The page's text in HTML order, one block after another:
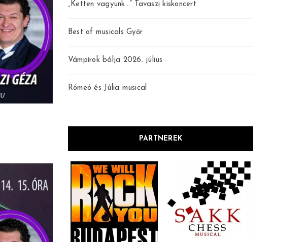
„Ketten vagyunk…” Tavaszi kiskoncert
Best of musicals Győr
Vámpírok bálja 2026. július
Rómeó és Júlia musical
PARTNEREK